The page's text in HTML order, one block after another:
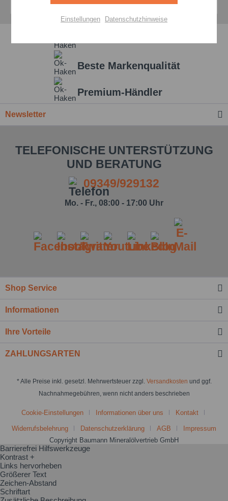
Beste Markenqualität
Premium-Händler
Newsletter
TELEFONISCHE UNTERSTÜTZUNG
UND BERATUNG
09349/929132
Mo. - Fr., 08:00 - 17:00 Uhr
Shop Service
Informationen
Ihre Vorteile
ZAHLUNGSARTEN
* Alle Preise inkl. gesetzl. Mehrwertsteuer zzgl. Versandkosten und ggf.
Nachnahmegebühren, wenn nicht anders beschrieben
Cookie-Einstellungen Informationen über uns Kontakt
Widerrufsbelehrung Datenschutzerklärung AGB
Impressum
Copyright Baumann Mineralölvertrieb GmbH
Personalisierung Aktiv
Einstellungen speichern
Einstellungen Datenschutzhinweise
Barrierefrei Hilfswerkzeuge
Kontrast +
Links hervorheben
Größerer Text
Zeichen-Abstand
Schriftart